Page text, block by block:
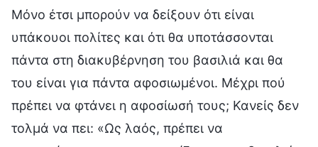
Μόνο έτσι μπορούν να δείξουν ότι είναι
υπάκουοι πολίτες και ότι θα υποτάσσονται
πάντα στη διακυβέρνηση του βασιλιά και θα
του είναι για πάντα αφοσιωμένοι. Μέχρι πού
πρέπει να φτάνει η αφοσίωσή τους; Κανείς δεν
τολμά να πει: «Ως λαός, πρέπει να